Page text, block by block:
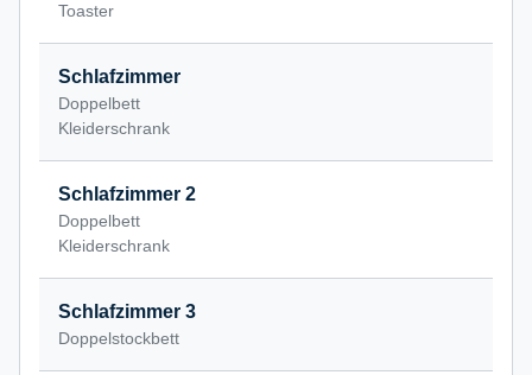
Toaster
Schlafzimmer
Doppelbett
Kleiderschrank
Schlafzimmer 2
Doppelbett
Kleiderschrank
Schlafzimmer 3
Doppelstockbett